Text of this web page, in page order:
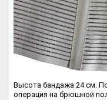
Высота бандажа 24 см.
операция на брюшной